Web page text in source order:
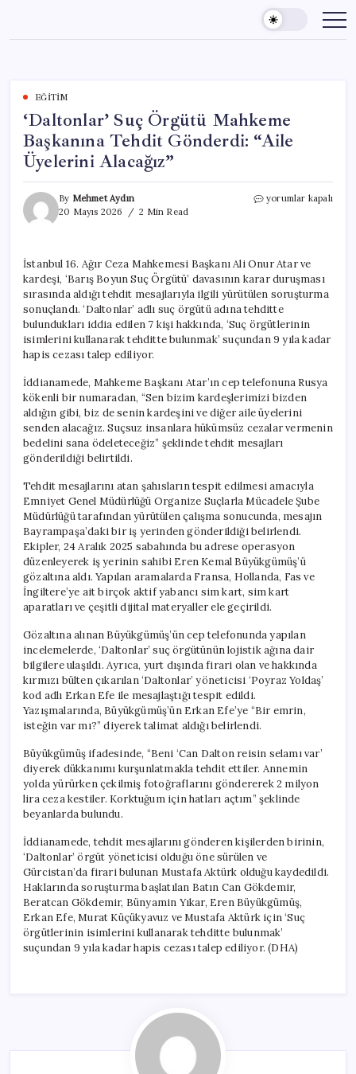
content
EĞITIM
‘Daltonlar’ Suç Örgütü Mahkeme
Başkanına Tehdit Gönderdi: “Aile
Üyelerini Alacağız”
By Mehmet Aydın
20 Mayıs 2026
2 Min Read
‘Daltonlar’
Tehdit
Gönderdi:
“Aile
Üyelerini
Alacağız”
için
yorumlar kapalı
İstanbul 16. Ağır Ceza Mahkemesi Başkanı Ali Onur Atar ve
kardeşi, ‘Barış Boyun Suç Örgütü’ davasının karar duruşması
sırasında aldığı tehdit mesajlarıyla ilgili yürütülen soruşturma
sonuçlandı. ‘Daltonlar’ adlı suç örgütü adına tehditte
bulundukları iddia edilen 7 kişi hakkında, ‘Suç örgütlerinin
isimlerini kullanarak tehditte bulunmak’ suçundan 9 yıla kadar
hapis cezası talep ediliyor.
İddianamede, Mahkeme Başkanı Atar’ın cep telefonuna Rusya
kökenli bir numaradan, “Sen bizim kardeşlerimizi bizden
aldığın gibi, biz de senin kardeşini ve diğer aile üyelerini
senden alacağız. Suçsuz insanlara hükümsüz cezalar vermenin
bedelini sana ödeleteceğiz” şeklinde tehdit mesajları
gönderildiği belirtildi.
Tehdit mesajlarını atan şahısların tespit edilmesi amacıyla
Emniyet Genel Müdürlüğü Organize Suçlarla Mücadele Şube
Müdürlüğü tarafından yürütülen çalışma sonucunda, mesajın
Bayrampaşa’daki bir iş yerinden gönderildiği belirlendi.
Ekipler, 24 Aralık 2025 sabahında bu adrese operasyon
düzenleyerek iş yerinin sahibi Eren Kemal Büyükgümüş’ü
gözaltına aldı. Yapılan aramalarda Fransa, Hollanda, Fas ve
İngiltere’ye ait birçok aktif yabancı sim kart, sim kart
aparatları ve çeşitli dijital materyaller ele geçirildi.
Gözaltına alınan Büyükgümüş’ün cep telefonunda yapılan
incelemelerde, ‘Daltonlar’ suç örgütünün lojistik ağına dair
bilgilere ulaşıldı. Ayrıca, yurt dışında firari olan ve hakkında
kırmızı bülten çıkarılan ‘Daltonlar’ yöneticisi ‘Poyraz Yoldaş’
kod adlı Erkan Efe ile mesajlaştığı tespit edildi.
Yazışmalarında, Büyükgümüş’ün Erkan Efe’ye “Bir emrin,
isteğin var mı?” diyerek talimat aldığı belirlendi.
Büyükgümüş ifadesinde, “Beni ‘Can Dalton reisin selamı var’
diyerek dükkanımı kurşunlatmakla tehdit ettiler. Annemin
yolda yürürken çekilmiş fotoğraflarını göndererek 2 milyon
lira ceza kestiler. Korktuğum için hatları açtım” şeklinde
beyanlarda bulundu.
İddianamede, tehdit mesajlarını gönderen kişilerden birinin,
‘Daltonlar’ örgüt yöneticisi olduğu öne sürülen ve
Gürcistan’da firari bulunan Mustafa Aktürk olduğu kaydedildi.
Haklarında soruşturma başlatılan Batın Can Gökdemir,
Beratcan Gökdemir, Bünyamin Yıkar, Eren Büyükgümüş,
Erkan Efe, Murat Küçükyavuz ve Mustafa Aktürk için ‘Suç
örgütlerinin isimlerini kullanarak tehditte bulunmak’
suçundan 9 yıla kadar hapis cezası talep ediliyor. (DHA)